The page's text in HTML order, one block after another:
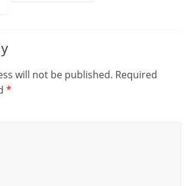
will not be published. Required
*